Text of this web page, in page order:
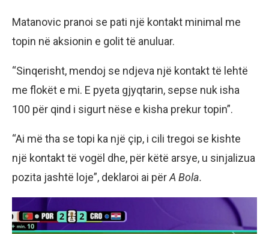
Matanovic pranoi se pati një kontakt minimal me
topin në aksionin e golit të anuluar.
“Sinqerisht, mendoj se ndjeva një kontakt të lehtë
me flokët e mi. E pyeta gjyqtarin, sepse nuk isha
100 për qind i sigurt nëse e kisha prekur topin”.
“Ai më tha se topi ka një çip, i cili tregoi se kishte
një kontakt të vogël dhe, për këtë arsye, u sinjalizua
pozita jashtë loje”, deklaroi ai përA Bola.